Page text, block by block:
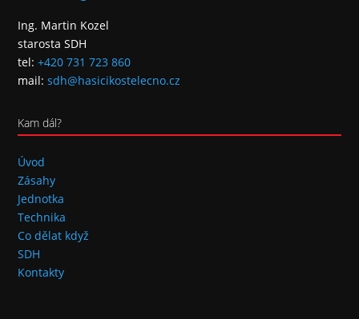
Ing. Martin Kozel
starosta SDH
tel:+420 731 723 860
mail:sdh@hasicikostelecno.cz
Kam dál?
Úvod
Zásahy
Jednotka
Technika
Co dělat když
SDH
Kontakty